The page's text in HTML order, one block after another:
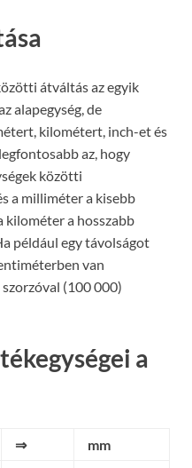
átváltás az egyik
alapegység, de
kilométert, inch-et és
az, hogy
közötti
a milliméter a kisebb
kilométer a hosszabb
például egy távolságot
van
(100 000)
a
⇒
mm